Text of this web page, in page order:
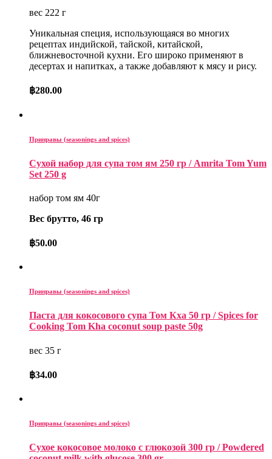
вес 222 г
Уникальная специя, использующаяся во многих
рецептах индийской, тайской, китайской,
ближневосточной кухни. Его широко применяют в
десертах и напитках, а также добавляют к мясу и рису.
฿280.00
Приправы (seasonings and spices)
Сухой набор для супа том ям 250 гр / Amrita Tom Yum
Set 250 g
набор том ям 40г
Вес брутто, 46 гр
฿50.00
Приправы (seasonings and spices)
Паста для кокосового супа Том Кха 50 гр / Spices for
Cooking Tom Kha coconut soup paste 50g
вес 35 г
฿34.00
Приправы (seasonings and spices)
Сухое кокосовое молоко с глюкозой 300 гр / Powdered